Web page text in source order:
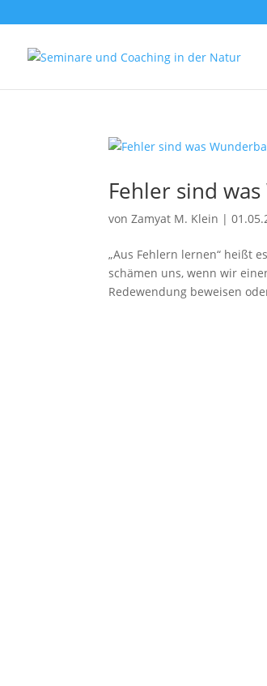
Fehler sind
vonZamyat M. Klein |
„Aus Fehlern lernen“ heißt
schämen uns, wenn wir
Redewendung beweisen